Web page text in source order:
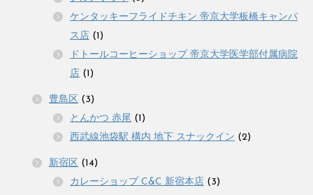
ケンタッキーフライドチキン 帝京大学板橋キャンパ
ス店 (1)
ドトールコーヒーショップ 帝京大学医学部付属病院
店 (1)
豊島区 (3)
とんかつ 赤尾 (1)
西武線池袋駅 構内 地下 スナックイン (2)
新宿区 (14)
カレーショップ C&C 新宿本店 (3)